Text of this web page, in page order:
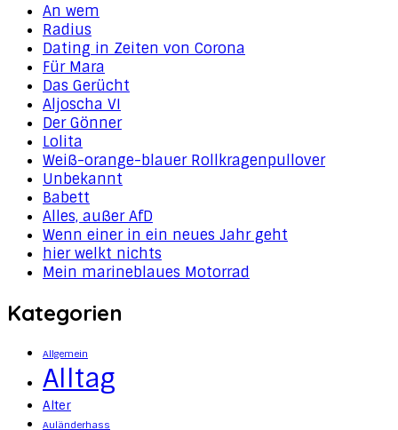
An wem
Radius
Dating in Zeiten von Corona
Für Mara
Das Gerücht
Aljoscha VI
Der Gönner
Lolita
Weiß-orange-blauer Rollkragenpullover
Unbekannt
Babett
Alles, außer AfD
Wenn einer in ein neues Jahr geht
hier welkt nichts
Mein marineblaues Motorrad
Kategorien
Allgemein
Alltag
Alter
Auländerhass